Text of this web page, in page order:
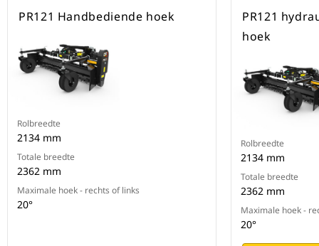
PR121 Handbediende hoek
Rolbreedte
2134 mm
Totale breedte
2362 mm
Maximale hoek - rechts of links
20°
PR121
hoek
Rolbreedte
2134 mm
Totale breedte
2362 mm
Maximale hoek -
20°